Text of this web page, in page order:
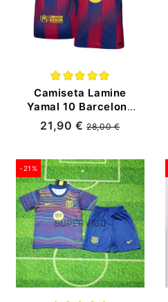
Camiseta Lamine
Yamal 10 Barcelona
Primera Equipación
2025/2026
21,90 €28,00 €
-21%